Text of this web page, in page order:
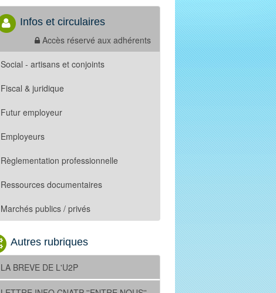
Infos et circulaires
Accès réservé aux adhérents
Social - artisans et conjoints
Fiscal & juridique
Futur employeur
Employeurs
Règlementation professionnelle
Ressources documentaires
Marchés publics / privés
Autres rubriques
LA BREVE DE L'U2P